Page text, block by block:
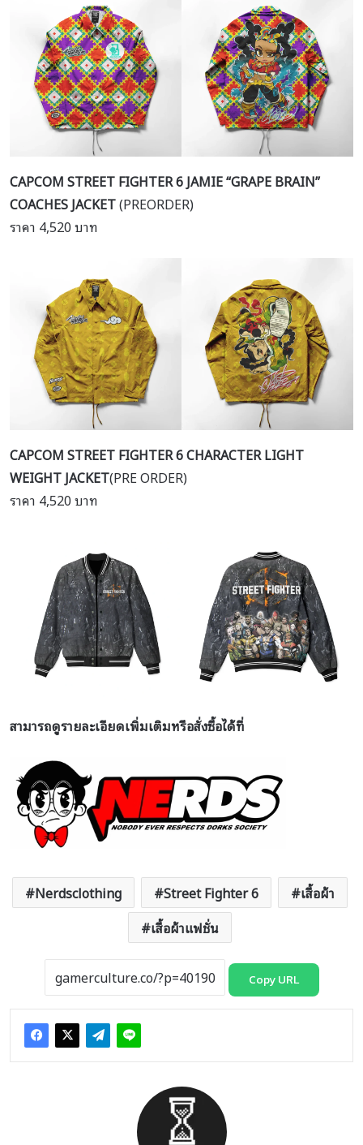
CAPCOM STREET FIGHTER 6 JAMIE “GRAPE BRAIN”
COACHES JACKET(PREORDER)
ราคา 4,520 บาท
CAPCOM STREET FIGHTER 6 CHARACTER LIGHT
WEIGHT JACKET(PRE ORDER)
ราคา 4,520 บาท
สามารถดูรายละเอียดเพิ่มเติมหรือสั่งซื้อได้ที่
Nerdsclothing Street Fighter 6
เสื้อผ้า
เสื้อผ้าแฟชั่น
Copy URL